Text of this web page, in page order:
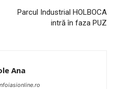
Parcul Industrial HOLBOCA
intră în faza PUZ
Ana